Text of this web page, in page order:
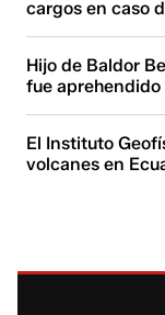
cargos en caso
Hijo de Baldor
fue
El Instituto
volcanes en